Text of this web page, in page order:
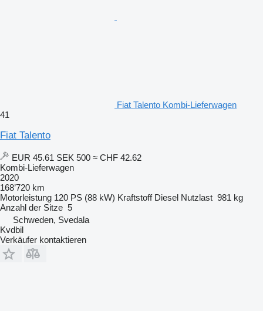
Fiat Talento Kombi-Lieferwagen
41
Fiat Talento
EUR 45.61 SEK 500 ≈ CHF 42.62
Kombi-Lieferwagen
2020
168’720 km
Motorleistung 120 PS (88 kW) Kraftstoff Diesel Nutzlast 981 kg
Anzahl der Sitze 5
Schweden, Svedala
Kvdbil
Verkäufer kontaktieren